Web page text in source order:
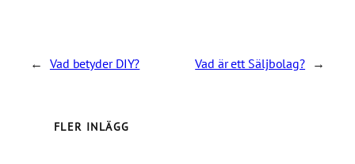
← Vad betyder DIY? Vad är ett Säljbolag? →
FLER INLÄGG